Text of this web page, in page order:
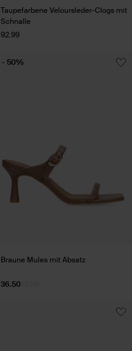
Taupefarbene Veloursleder-Clogs mit
Schnalle
92.99
Braune Mules mit Absatz
36.50
- 50%